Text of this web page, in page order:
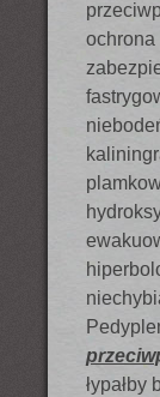
ochrona